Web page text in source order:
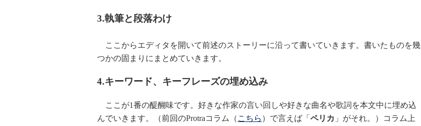
3.執筆と段落わけ
ここからエディタを開いて前述のストーリーに沿って書いていきます。書いたものを幾
つかの固まりにまとめていきます。
4.キーワード、キーフレーズの埋め込み
ここが1番の醍醐味です。好きな作家の言い回しや好きな曲名や歌詞を本文中に埋め込
んでいきます。（前回のProtraコラム（ こちら ）で言えば「 ペリカ 」がそれ。）コラム上